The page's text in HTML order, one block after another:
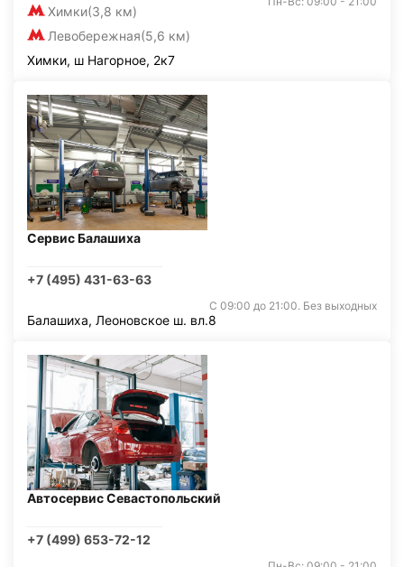
Химки(3,8 км)
Левобережная(5,6 км)
Химки, ш Нагорное, 2к7
Сервис Балашиха
+7 (495) 431-63-63
С 09:00 до 21:00. Без выходных
Балашиха, Леоновское ш. вл.8
Автосервис Севастопольский
+7 (499) 653-72-12